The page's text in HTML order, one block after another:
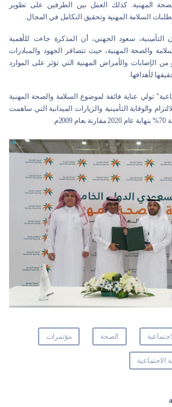
المهنية. كذلك العمل بين الطرفين على تطوير
السلامة المهنية وتحقيق التكامل في المجال.
سعود الجهني، أن المذكرة جاءت للأهمية
والصحة المهنية، حيث تتضافر الجهود والمبادرات
الإصابات والأمراض المهنية التي تؤثر على الموارد
لأهدافها.
تولي عناية فائقة لموضوع السلامة والصحة المهنية
والوقاية التأمينية والزيارات الميدانية التي ساهمت
الصحة مؤتمرات
الاجتماعية